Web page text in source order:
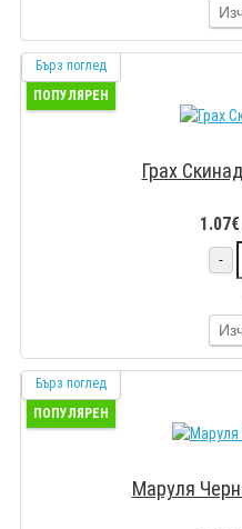
Бърз поглед
ПОПУЛЯРЕН
Грах
-
Бърз поглед
ПОПУЛЯРЕН
Маруля